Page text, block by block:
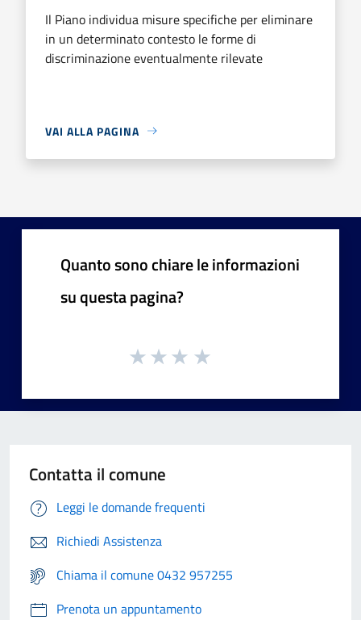
Il Piano individua misure specifiche per eliminare
in un determinato contesto le forme di
discriminazione eventualmente rilevate
VAI ALLA PAGINA
Quanto sono chiare le informazioni
su questa pagina?
Contatta il comune
Leggi le domande frequenti
Richiedi Assistenza
Chiama il comune 0432 957255
Prenota un appuntamento